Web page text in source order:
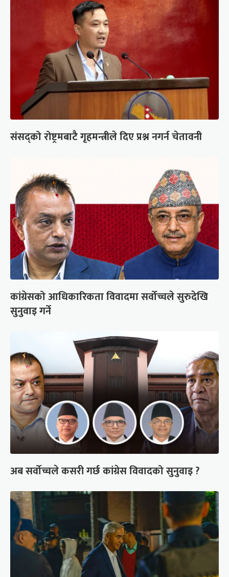
संसद्को रोष्ट्रमबाटै गृहमन्त्रीले दिए प्रश्न नगर्न चेतावनी
कांग्रेसको आधिकारिकता विवादमा सर्वोच्चले सुरुदेखि
सुनुवाइ गर्ने
अब सर्वोच्चले कसरी गर्छ कांग्रेस विवादको सुनुवाइ ?